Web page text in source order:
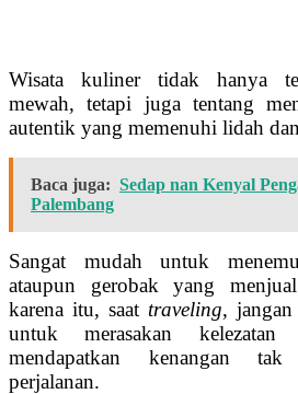
Wisata kuliner tidak hanya
mewah, tetapi juga tentang
autentik yang memenuhi lidah
Baca juga: Sedap nan Kenyal
Palembang
Sangat mudah untuk
ataupun gerobak yang
karena itu, saat traveling, jangan
untuk merasakan
mendapatkan kenangan
perjalanan.